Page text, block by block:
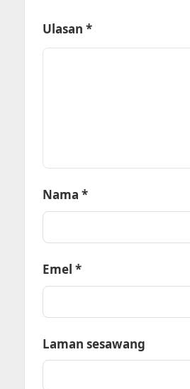
Ulasan *
Nama *
Emel *
Laman sesawang